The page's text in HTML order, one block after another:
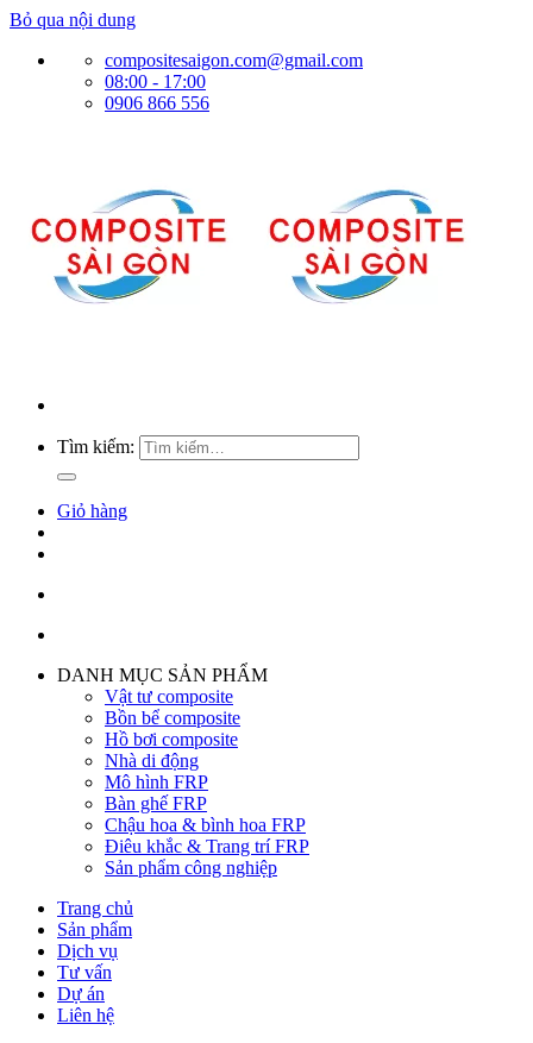
Bỏ qua nội dung
compositesaigon.com@gmail.com
08:00 - 17:00
0906 866 556
Tìm kiếm:
Giỏ hàng
DANH MỤC SẢN PHẨM
Vật tư composite
Bồn bể composite
Hồ bơi composite
Nhà di động
Mô hình FRP
Bàn ghế FRP
Chậu hoa & bình hoa FRP
Điêu khắc & Trang trí FRP
Sản phẩm công nghiệp
Trang chủ
Sản phẩm
Dịch vụ
Tư vấn
Dự án
Liên hệ